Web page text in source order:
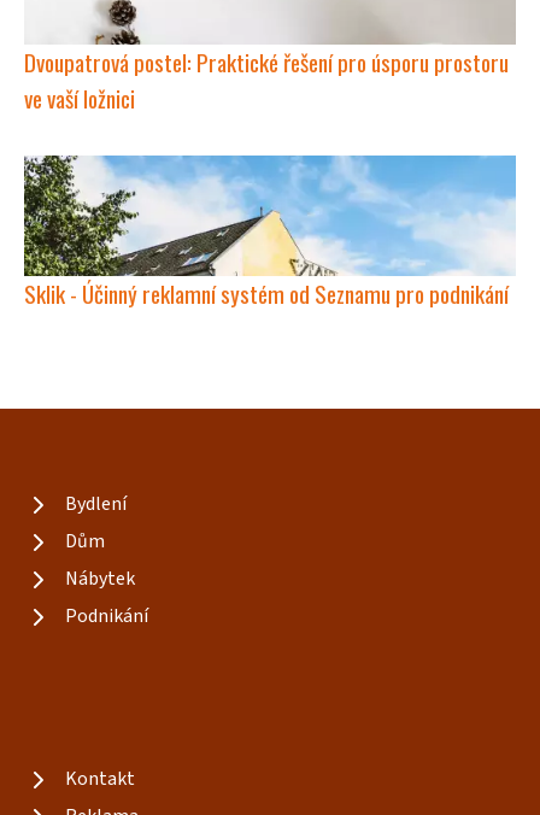
Dvoupatrová postel: Praktické řešení pro úsporu prostoru
ve vaší ložnici
Sklik - Účinný reklamní systém od Seznamu pro podnikání
Bydlení
Dům
Nábytek
Podnikání
Kontakt